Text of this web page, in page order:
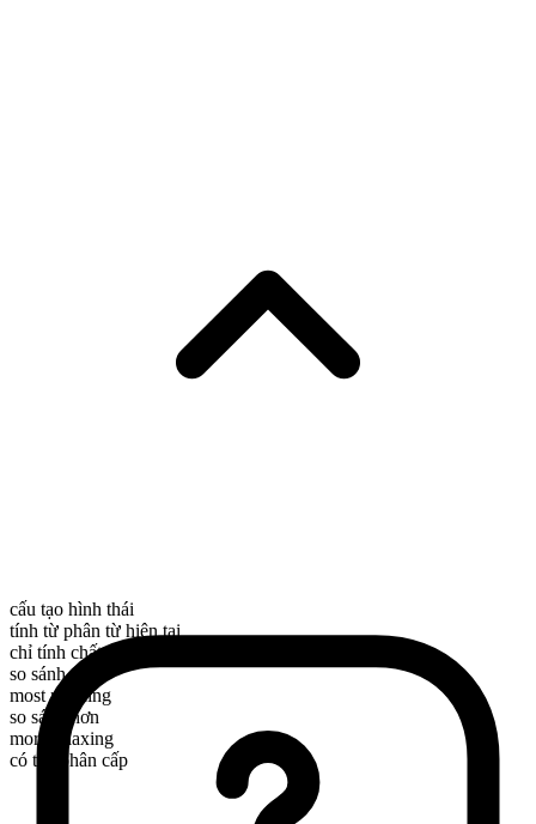
cấu tạo hình thái
tính từ phân từ hiện tại
chỉ tính chất
so sánh nhất
most relaxing
so sánh hơn
more relaxing
có thể phân cấp